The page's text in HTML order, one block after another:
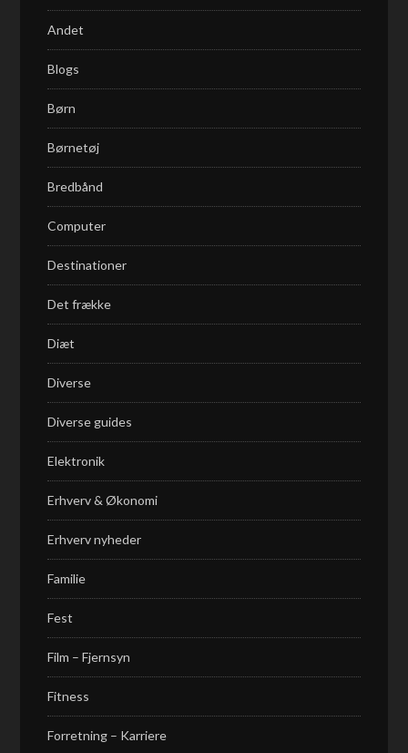
Andet
Blogs
Børn
Børnetøj
Bredbånd
Computer
Destinationer
Det frække
Diæt
Diverse
Diverse guides
Elektronik
Erhverv & Økonomi
Erhverv nyheder
Familie
Fest
Film – Fjernsyn
Fitness
Forretning – Karriere